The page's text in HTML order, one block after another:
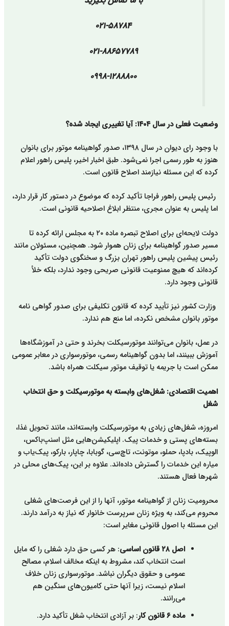
۰۲۱-۵۸۷۸۴
۰۲۱-۸۸۶۵۷۷۸۹
۰۹۹۸-۱۲۸۸۸۰۰
وضعیت فعلی در سال ۱۴۰۴: آیا تغییری ایجاد شده؟
با وجود رای دیوان در سال ۱۳۹۸، صدور گواهینامه موتور برای بانوان
هنوز به طور رسمی اجرا نمی‌شود. طبق اخبار اخیر، پلیس راهور اعلام
کرده که این مسئله نیازمند اصلاح قانون است.
رئیس پلیس راهور فراجا تأکید کرده که موضوع در دستور کار قرار دارد،
اما پلیس به عنوان مجری، منتظر ابلاغ اصلاحیه قانونی است.
دولت لایحه‌ای برای اصلاح تبصره ماده ۲۰ به مجلس ارائه کرده تا
مسیر صدور گواهینامه برای زنان هموار شود. همچنین، مسئولان مانند
رئیس پیشین پلیس راهور تهران بزرگ و سخنگوی دولت تأکید
کرده‌اند که هیچ ممنوعیت قانونی صریحی وجود ندارد، بلکه خلأ
قانونی وجود دارد.
وزارت کشور نیز تأیید کرده که قانون تکلیفی برای صدور گواهی نامه
موتور بانوان مشخص نکرده، اما منع هم ندارد.
در عمل، بانوان می‌توانند موتورسیکلت بخرند و حتی در آموزشگاه‌ها
آموزش ببینند، اما بدون گواهینامه رسمی، موتورسواری در معابر عمومی
ممکن است با جریمه یا توقیف موتور سیکلت همراه باشد.
اهمیت اقتصادی: شغل‌های وابسته به موتورسیکلت و حق انتخاب
شغل
امروزه، شغل‌های زیادی به موتورسیکلت وابسته‌اند، مانند تحویل غذا،
بسته‌های پستی و خدمات پیک. اپلیکیشن‌هایی مثل اسنپ‌باکس،
الوپیک، بادپا، حملو، موتونت، تاچ‌سی، گوبابا، چاپار، بارکو، پیک‌یاب و
میاره این خدمات را گسترش داده‌اند. علاوه بر این، پیک‌های محلی در
شهرها فعال هستند.
محرومیت زنان از گواهینامه موتور، آنها را از این فرصت‌های شغلی
محروم می‌کند، به ویژه زنان سرپرست خانوار که نیاز به درآمد دارند.
این مسئله با اصول قانونی مغایر است:
اصل ۲۸ قانون اساسی
: هر کسی حق دارد شغلی را که مایل
است انتخاب کند، مشروط به اینکه مخالف اسلام، مصالح
عمومی و حقوق دیگران نباشد. موتورسواری زنان خلاف
اسلام نیست، زیرا آنها حتی کامیون‌های سنگین هم
می‌رانند.
ماده ۶ قانون کار
: بر آزادی انتخاب شغل تأکید دارد.